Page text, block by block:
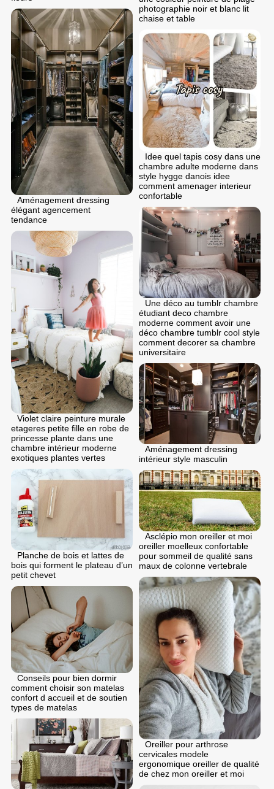
photographie noir et blanc lit
chaise et table
Aménagement dressing
élégant agencement
tendance
Idee quel tapis cosy dans une
chambre adulte moderne dans
style hygge danois idee
comment amenager interieur
confortable
Une déco au tumblr chambre
étudiant deco chambre
moderne comment avoir une
déco chambre tumblr cool style
comment decorer sa chambre
universitaire
Violet claire peinture murale
etageres petite fille en robe de
princesse plante dans une
chambre intérieur moderne
exotiques plantes vertes
Aménagement dressing
intérieur style masculin
Planche de bois et lattes de
bois qui forment le plateau d’un
petit chevet
Asclépio mon oreiller et moi
oreiller moelleux confortable
pour sommeil de qualité sans
maux de colonne vertebrale
Oreiller pour arthrose
cervicales modele
ergonomique oreiller de qualité
de chez mon oreiller et moi
Conseils pour bien dormir
comment choisir son matelas
confort d accueil et de soutien
types de matelas